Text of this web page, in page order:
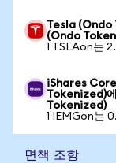
Tesla (Ondo
(Ondo
1 TSLAon는
iShares
Tokenized)
Tokenized)
1 IEMGon는
면책 조항